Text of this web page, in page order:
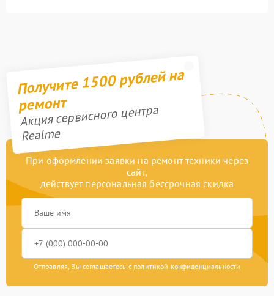
Получите 1500 рублей на
ремонт
Акция сервисного центра
Realme
При оформлении заявки на ремонт техники через
сайт,
действует персональная бессрочная скидка
Отправляя, Вы соглашаетесь с политикой конфиденциальности